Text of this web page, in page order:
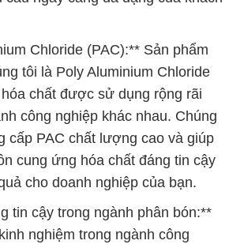
Chloride (PAC):** Sản phẩm
tôi là Poly Aluminium Chloride
chất được sử dụng rộng rãi
công nghiệp khác nhau. Chúng
cấp PAC chất lượng cao và giúp
cung ứng hóa chất đáng tin cậy
cho doanh nghiệp của bạn.
tin cậy trong ngành phân bón:**
nghiệm trong ngành công